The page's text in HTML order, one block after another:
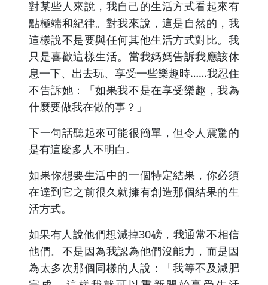
對某些人來說，我自己的生活方式看起來有
點極端和紀律。對我來說，這是自然的，我
這樣說不是要與任何其他生活方式對比。我
只是喜歡這樣生活。當我媽媽告訴我應該休
息一下、出去玩、享受一些樂趣時……我忍住
不告訴她：「如果我不是在享受樂趣，我為
什麼要做我在做的事？」
下一句話聽起來可能很簡單，但令人震驚的
是有這麼多人不明白。
如果你想要生活中的一個特定結果，你必須
在達到它之前很久就擁有創造那個結果的生
活方式。
如果有人說他們想減掉30磅，我通常不相信
他們。不是因為我認為他們沒能力，而是因
為太多次那個同樣的人說：「我等不及減肥